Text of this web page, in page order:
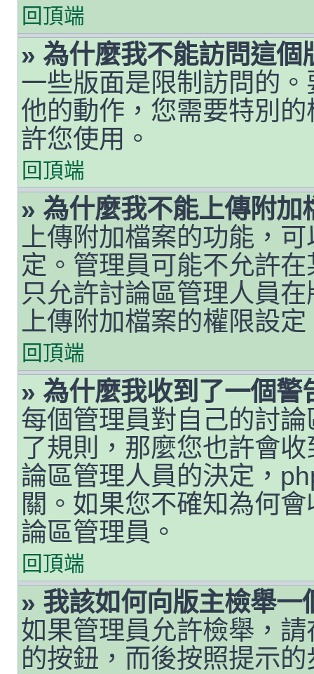
回頂端
» 為什麼我不能訪問這個
一些版面是限制訪問的
他的動作，您需要特別
許您使用。
回頂端
» 為什麼我不能上傳附加
上傳附加檔案的功能，
定。管理員可能不允許
只允許討論區管理人員
上傳附加檔案的權限設
回頂端
» 為什麼我收到了一個警
每個管理員對自己的討
了規則，那麼您也許會
論區管理人員的決定，
關。如果您不確知為何
論區管理員。
回頂端
» 我該如何向版主檢舉一
如果管理員允許檢舉，
的按鈕，而後按照提示